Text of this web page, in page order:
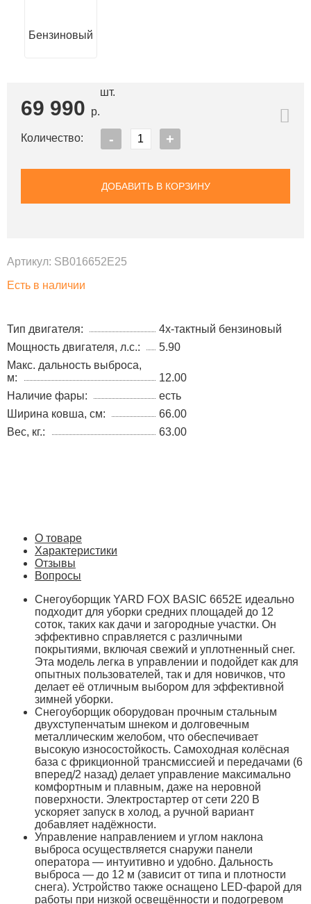
Артикул: SB016652E25
Есть в наличии
Тип двигателя:
4х-тактный бензиновый
Мощность двигателя, л.с.:
5.90
Макс. дальность выброса,
м:
12.00
Наличие фары:
есть
Ширина ковша, см:
66.00
Вес, кг.:
63.00
69 990 р.
шт.
Количество:
ДОБАВИТЬ В КОРЗИНУ
О товаре
Характеристики
Отзывы
Вопросы
Снегоуборщик YARD FOX BASIC 6652E идеально
подходит для уборки средних площадей до 12
соток, таких как дачи и загородные участки. Он
эффективно справляется с различными
покрытиями, включая свежий и уплотненный снег.
Эта модель легка в управлении и подойдет как для
опытных пользователей, так и для новичков, что
делает её отличным выбором для эффективной
зимней уборки.
Снегоуборщик оборудован прочным стальным
двухступенчатым шнеком и долговечным
металлическим желобом, что обеспечивает
высокую износостойкость. Самоходная колёсная
база с фрикционной трансмиссией и передачами (6
вперед/2 назад) делает управление максимально
комфортным и плавным, даже на неровной
поверхности. Электростартер от сети 220 В
ускоряет запуск в холод, а ручной вариант
добавляет надёжности.
Управление направлением и углом наклона
выброса осуществляется снаружи панели
оператора — интуитивно и удобно. Дальность
выброса — до 12 м (зависит от типа и плотности
снега). Устройство также оснащено LED-фарой для
работы при низкой освещённости и подогревом